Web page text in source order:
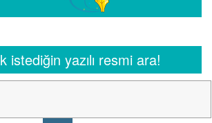
istediğin yazılı resmi ara!